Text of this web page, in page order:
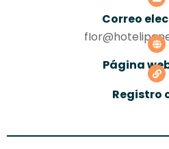
Correo
Página
Registro